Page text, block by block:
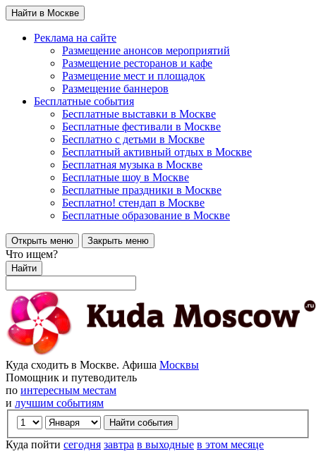
Найти в Москве
Реклама на сайте
Размещение анонсов мероприятий
Размещение ресторанов и кафе
Размещение мест и площадок
Размещение баннеров
Бесплатные события
Бесплатные выставки в Москве
Бесплатные фестивали в Москве
Бесплатно с детьми в Москве
Бесплатный активный отдых в Москве
Бесплатная музыка в Москве
Бесплатные шоу в Москве
Бесплатные праздники в Москве
Бесплатно! стендап в Москве
Бесплатные образование в Москве
Открыть меню Закрыть меню
Что ищем?
Найти
Куда сходить в Москве. Афиша Москвы
Помощник и путеводитель
по интересным местам
и лучшим событиям
Куда пойти сегодня завтра в выходные в этом месяце